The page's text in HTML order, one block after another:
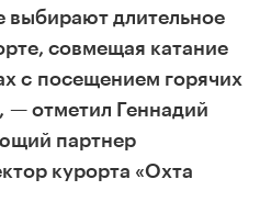
выбирают длительное
совмещая катание
с посещением горячих
— отметил Геннадий
партнер
курорта «Охта